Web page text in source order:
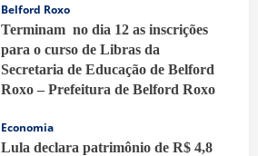
Belford Roxo
Terminam no dia 12 as inscrições
para o curso de Libras da
Secretaria de Educação de Belford
Roxo – Prefeitura de Belford Roxo
Economia
Lula declara patrimônio de R$ 4,8